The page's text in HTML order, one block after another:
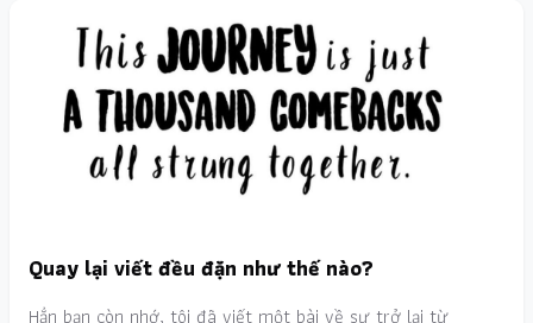
Quay lại viết đều đặn như thế nào?
Hẳn bạn còn nhớ, tôi đã viết một bài về sự trở lại từ